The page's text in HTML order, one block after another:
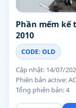
Phần mếm kế
2010
CODE: OLD
Cập nhật: 14/07/
Phiên bản active:
Tổng phiên bản: 4